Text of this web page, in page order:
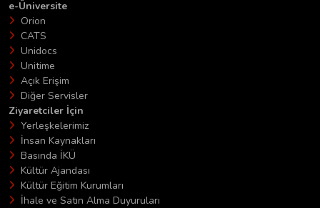
e-Üniversite
Orion
CATS
Unidocs
Unitime
Açık Erişim
Diğer Servisler
Ziyaretciler İçin
Yerleşkelerimiz
İnsan Kaynakları
Basında İKÜ
Kültür Ajandası
Kültür Eğitim Kurumları
İhale ve Satın Alma Duyuruları